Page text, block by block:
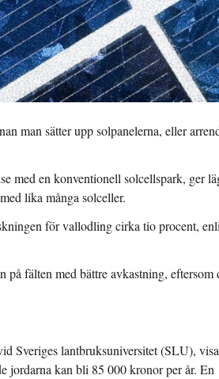
man sätter upp solpanelerna, eller
med en konventionell solcellspark, ger
lika många solceller.
för vallodling cirka tio procent,
fälten med bättre avkastning, eftersom
Sveriges lantbruksuniversitet (SLU),
jordarna kan bli 85 000 kronor per år. En